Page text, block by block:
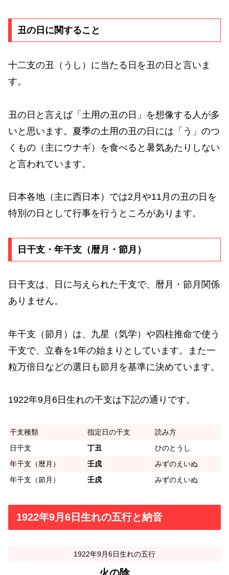
丑の日に関すること
十二支の丑（うし）に当たる日を丑の日と言いま
す。
丑の日と言えば「土用の丑の日」を想像する人が多
いと思います。夏季の土用の丑の日には「う」のつ
くもの（主にウナギ）を食べると暑気あたりしない
と言われています。
日本各地（主に西日本）では2月や11月の丑の日を
特別の日として行事を行うところがあります。
日干支・年干支（暦月・節月）
日干支は、日に与えられた干支で、暦月・節月関係
ありません。
年干支（節月）は、九星（気学）や四柱推命で使う
干支で、立春を1年の始まりとしています。また一
粒万倍日などの選日も節月を基準に決めています。
1922年9月6日生れの干支は下記の通りです。
干支種類 指定日の干支
読み方
日干支
丁丑
ひのとうし
年干支（暦月）
壬戌
みずのえいぬ
年干支（節月）
壬戌 みずのえいぬ
1922年9月6日生れの五行と納音
1922年9月6日生れの五行